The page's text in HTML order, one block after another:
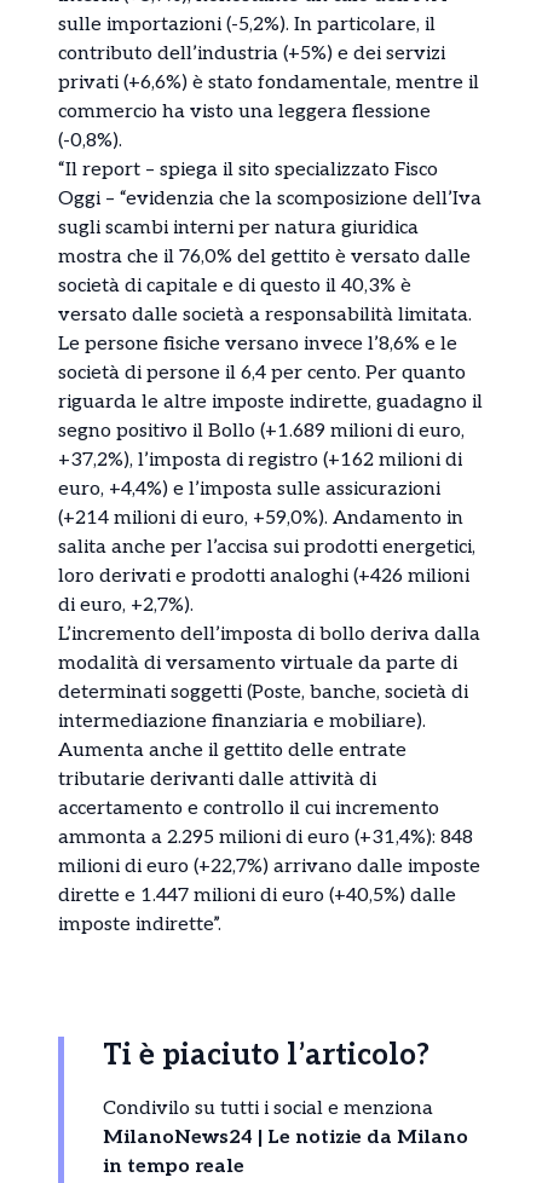
sulle importazioni (-5,2%). In particolare, il
contributo dell’industria (+5%) e dei servizi
privati (+6,6%) è stato fondamentale, mentre il
commercio ha visto una leggera flessione
(-0,8%).
“Il report – spiega il sito specializzato Fisco
Oggi – “evidenzia che la scomposizione dell’Iva
sugli scambi interni per natura giuridica
mostra che il 76,0% del gettito è versato dalle
società di capitale e di questo il 40,3% è
versato dalle società a responsabilità limitata.
Le persone fisiche versano invece l’8,6% e le
società di persone il 6,4 per cento. Per quanto
riguarda le altre imposte indirette, guadagno il
segno positivo il Bollo (+1.689 milioni di euro,
+37,2%), l’imposta di registro (+162 milioni di
euro, +4,4%) e l’imposta sulle assicurazioni
(+214 milioni di euro, +59,0%). Andamento in
salita anche per l’accisa sui prodotti energetici,
loro derivati e prodotti analoghi (+426 milioni
di euro, +2,7%).
L’incremento dell’imposta di bollo deriva dalla
modalità di versamento virtuale da parte di
determinati soggetti (Poste, banche, società di
intermediazione finanziaria e mobiliare).
Aumenta anche il gettito delle entrate
tributarie derivanti dalle attività di
accertamento e controllo il cui incremento
ammonta a 2.295 milioni di euro (+31,4%): 848
milioni di euro (+22,7%) arrivano dalle imposte
dirette e 1.447 milioni di euro (+40,5%) dalle
imposte indirette”.
Ti è piaciuto l’articolo?
Condivilo su tutti i social e menziona
MilanoNews24 | Le notizie da Milano
in tempo reale